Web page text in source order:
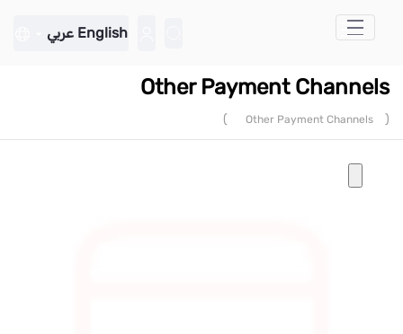
تخطي إلى المحتوى الرئيسي
English عربي
Other Payment Channels
(
Other Payment Channels
)